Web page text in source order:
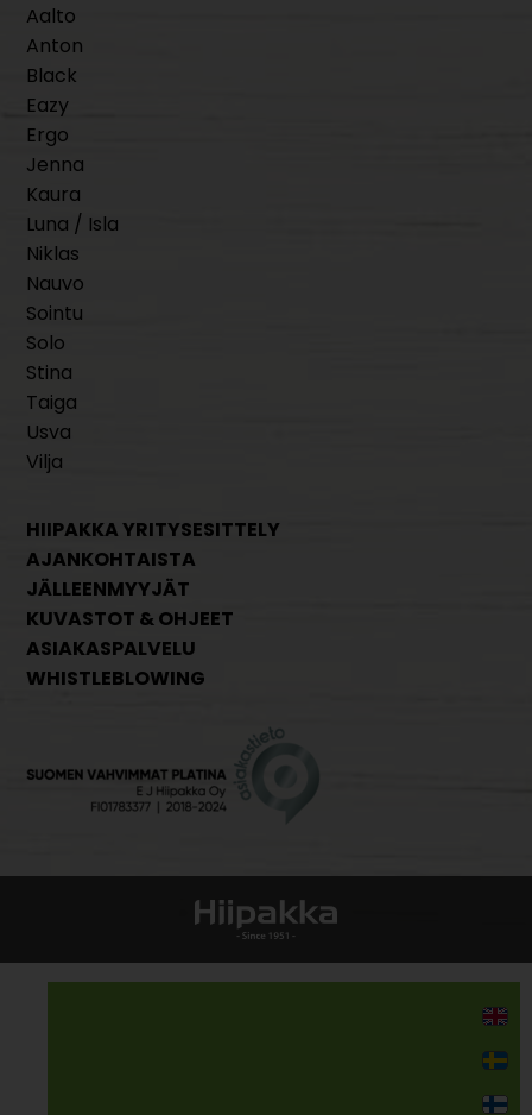
Aalto
Anton
Black
Eazy
Ergo
Jenna
Kaura
Luna / Isla
Niklas
Nauvo
Sointu
Solo
Stina
Taiga
Usva
Vilja
HIIPAKKA YRITYSESITTELY
AJANKOHTAISTA
JÄLLEENMYYJÄT
KUVASTOT & OHJEET
ASIAKASPALVELU
WHISTLEBLOWING